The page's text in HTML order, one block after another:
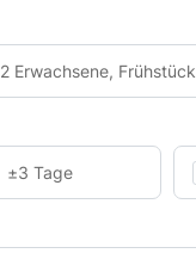
2 Erwachsene, Frühstück
±3 Tage